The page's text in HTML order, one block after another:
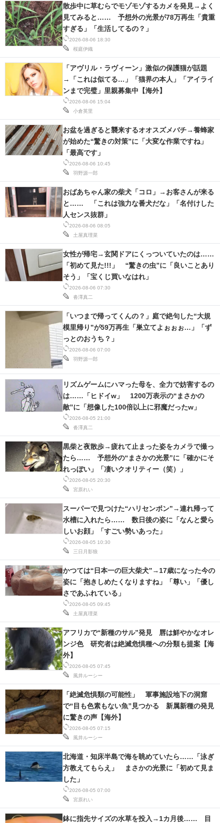
ちょっと気になるネットの話題
2026-08-06 18:30
桜庭伊織
散歩中に草むらでモゾモゾするカメを発見→よく
見てみると…… 予想外の光景が78万再生「貴重
すぎる」「生活してるの？」
2026-08-06 15:04
小倉英里
「アヴリル・ラヴィーン」激似の保護猫が話題
→「これは似てる…」「猫界の本人」「アイライ
ンまで完璧」里親募集中【海外】
2026-08-06 10:45
羽野源一郎
お盆を過ぎると襲来するオオスズメバチ→養蜂家
が始めた“驚きの対策”に「大変な作業ですね」
「最高です」
2026-08-06 08:05
土屋真理菜
おばあちゃん家の柴犬「コロ」→お客さんが来る
と…… 「これは強力な番犬だな」「名付けした
人センス抜群」
2026-08-06 07:30
沓澤真二
女性が帰宅→玄関ドアにくっついていたのは……
「初めて見た!!!」 “驚きの虫”に「良いことあり
そう」「宝くじ買いなはれ」
2026-08-06 07:00
羽野源一郎
「いつまで帰ってくんの？」庭で絶句した“大規
模里帰り”が59万再生「巣立てよぉぉぉ…」「ず
っとのおうち？」
2026-08-05 21:00
沓澤真二
リズムゲームにハマった母を、全力で妨害するの
は……「ヒドイw」 1200万表示の“まさかの
敵”に「想像した100倍以上に邪魔だったw」
2026-08-05 20:30
宮原れい
黒柴と夜散歩→疲れて止まった姿をカメラで撮っ
たら…… 予想外の“まさかの光景”に「確かにそ
れっぽい」「凄いクオリティー（笑）」
2026-08-05 10:30
三日月影狼
スーパーで見つけた“ハリセンボン”→連れ帰って
水槽に入れたら…… 数日後の姿に「なんと愛ら
しいお顔」「すごい勢いあった」
2026-08-05 09:45
土屋真理菜
かつては“日本一の巨大柴犬”→17歳になった今の
姿に「抱きしめたくなりますね」「尊い」「優し
さであふれている」
2026-08-05 07:45
風井ルーシー
アフリカで“新種のサル”発見 唇は鮮やかなオレ
ンジ色 研究者は絶滅危惧種への分類も提案【海
外】
2026-08-05 07:15
風井ルーシー
「絶滅危惧類の可能性」 軍事施設地下の洞窟
で“目も色素もない魚”見つかる 新属新種の発見
に驚きの声【海外】
2026-08-05 07:00
宮原れい
北海道・知床半島で海を眺めていたら……「泳ぎ
方教えてもらえ」 まさかの光景に「初めて見ま
した」
鉢に指先サイズの水草を投入→1カ月後…… 目